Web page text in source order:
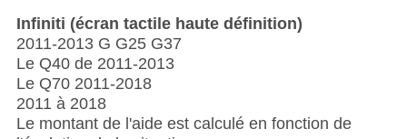
Infiniti (écran tactile haute définition)
2011-2013 G G25 G37
Le Q40 de 2011-2013
Le Q70 2011-2018
2011 à 2018
Le montant de l'aide est calculé en fonction de